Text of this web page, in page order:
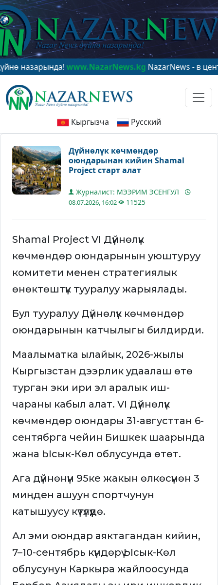
www.NazarNews.kgNazarNews - в центре
Кыргызча Русский
Дүйнөлүк көчмөндөр
оюндарынан кийин Shamal
Project старт алат
Журналист: МЭЭРИМ ЭСЕНГУЛ
08.07.2026, 16:02 11525
Shamal Project VI Дүйнөлүк
көчмөндөр оюндарынын уюштуруу
комитети менен стратегиялык
өнөктөштүк тууралуу жарыялады.
Бул тууралуу Дүйнөлүк көчмөндөр
оюндарынын катчылыгы билдирди.
Маалыматка ылайык, 2026-жылы
Кыргызстан дээрлик удаалаш өтө
турган эки ири эл аралык иш-
чараны кабыл алат. VI Дүйнөлүк
көчмөндөр оюндары 31-августтан 6-
сентябрга чейин Бишкек шаарында
жана Ысык-Көл облусунда өтөт.
Ага дүйнөнүн 95ке жакын өлкөсүнөн 3
миңден ашуун спортчунун
катышуусу күтүлүүдө.
Ал эми оюндар аяктагандан кийин,
7–10-сентябрь күндөрү Ысык-Көл
облусунун Каркыра жайлоосунда